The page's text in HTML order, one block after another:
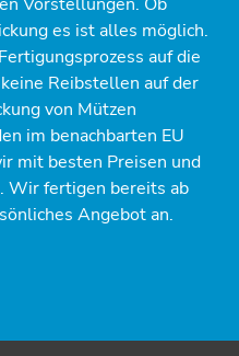
es ist alles möglich.
auf die
Reibstellen auf der
von Mützen
im benachbarten EU
mit besten Preisen und
Wir fertigen bereits ab
Angebot an.